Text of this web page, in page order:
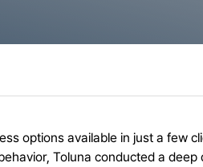
options available in just a few
Toluna conducted a deep